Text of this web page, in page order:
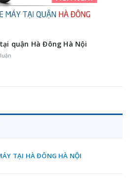
quận Hà Đông Hà Nội
TẠI HÀ ĐÔNG HÀ NỘI